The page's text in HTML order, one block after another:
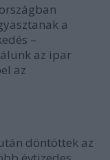
a
–
az ipar
az
döntöttek az